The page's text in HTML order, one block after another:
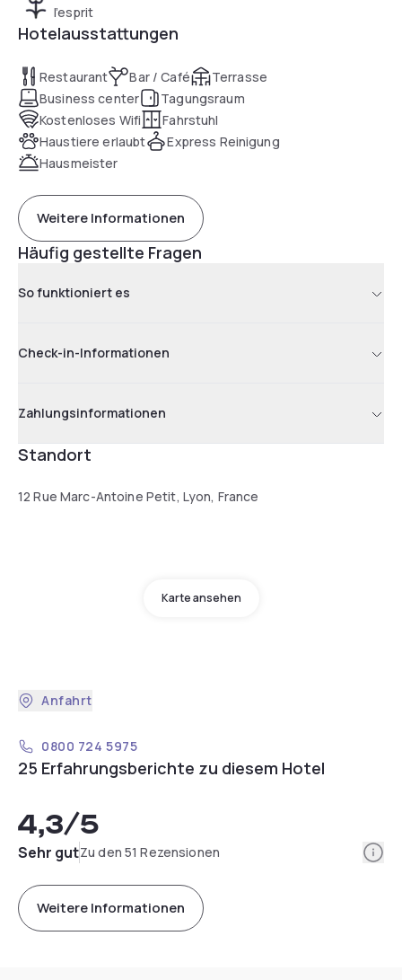
l’esprit
Hotelausstattungen
Restaurant Bar / Café
Terrasse
Business center
Tagungsraum
Kostenloses Wifi
Fahrstuhl
Haustiere erlaubt
Express Reinigung
Hausmeister
Weitere Informationen
Häufig gestellte Fragen
So funktioniert es
Check-in-Informationen
Zahlungsinformationen
Standort
12 Rue Marc-Antoine Petit, Lyon, France
Karte ansehen
Anfahrt
0800 724 5975
25 Erfahrungsberichte zu diesem Hotel
4,3/5
Sehr gutZu den 51 Rezensionen
Weitere Informationen